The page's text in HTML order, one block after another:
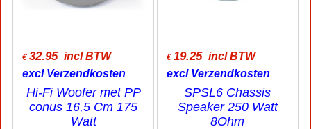
€ 32.95 incl BTW
excl Verzendkosten
Hi-Fi Woofer met PP
conus 16,5 Cm 175
Watt
€ 19.25 incl BTW
excl Verzendkosten
SPSL6 Chassis
Speaker 250 Watt
8Ohm